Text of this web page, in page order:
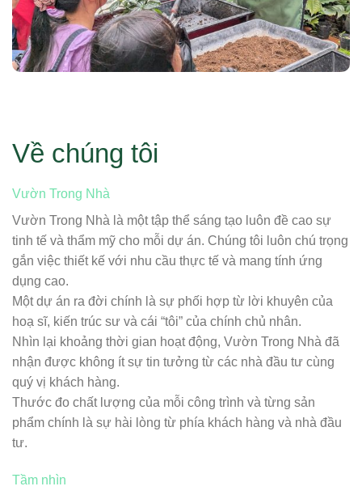
Về chúng tôi
Vườn Trong Nhà
Vườn Trong Nhà là một tập thể sáng tạo luôn đề cao sự
tinh tế và thẩm mỹ cho mỗi dự án. Chúng tôi luôn chú trọng
gắn việc thiết kế với nhu cầu thực tế và mang tính ứng
dụng cao.
Một dự án ra đời chính là sự phối hợp từ lời khuyên của
hoạ sĩ, kiến trúc sư và cái “tôi” của chính chủ nhân.
Nhìn lại khoảng thời gian hoạt động, Vườn Trong Nhà đã
nhận được không ít sự tin tưởng từ các nhà đầu tư cùng
quý vị khách hàng.
Thước đo chất lượng của mỗi công trình và từng sản
phẩm chính là sự hài lòng từ phía khách hàng và nhà đầu
tư.
Tầm nhìn